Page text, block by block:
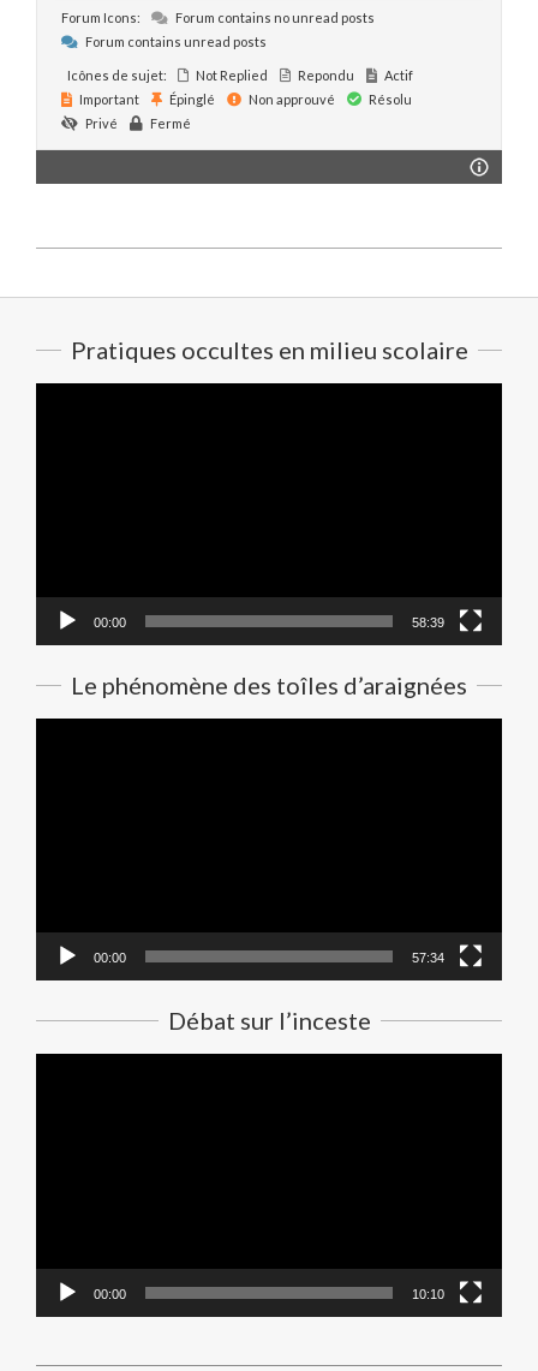
Forum Icons:
Forum contains no unread posts
Forum contains unread posts
Icônes de sujet: Not Replied Repondu
Actif
Important
Épinglé Non approuvé
Résolu
Privé
Fermé
09-
Pratiques occultes en milieu scolaire
00:00 58:39
Le phénomène des toîles d’araignées
00:00 57:34
Débat sur l’inceste
00:00 10:10